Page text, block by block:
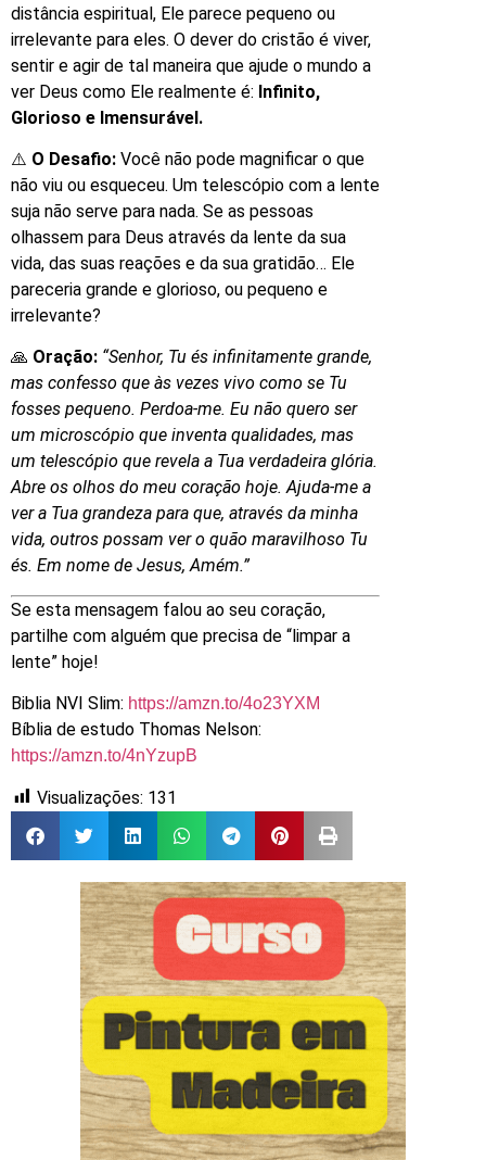
distância espiritual, Ele parece pequeno ou
irrelevante para eles. O dever do cristão é viver,
sentir e agir de tal maneira que ajude o mundo a
ver Deus como Ele realmente é: Infinito,
Glorioso e Imensurável.
⚠️ O Desafio: Você não pode magnificar o que
não viu ou esqueceu. Um telescópio com a lente
suja não serve para nada. Se as pessoas
olhassem para Deus através da lente da sua
vida, das suas reações e da sua gratidão… Ele
pareceria grande e glorioso, ou pequeno e
irrelevante?
🙏 Oração: “Senhor, Tu és infinitamente grande,
mas confesso que às vezes vivo como se Tu
fosses pequeno. Perdoa-me. Eu não quero ser
um microscópio que inventa qualidades, mas
um telescópio que revela a Tua verdadeira glória.
Abre os olhos do meu coração hoje. Ajuda-me a
ver a Tua grandeza para que, através da minha
vida, outros possam ver o quão maravilhoso Tu
és. Em nome de Jesus, Amém.”
Se esta mensagem falou ao seu coração,
partilhe com alguém que precisa de “limpar a
lente” hoje!
Biblia NVI Slim: https://amzn.to/4o23YXM
Bíblia de estudo Thomas Nelson:
https://amzn.to/4nYzupB
Visualizações: 131